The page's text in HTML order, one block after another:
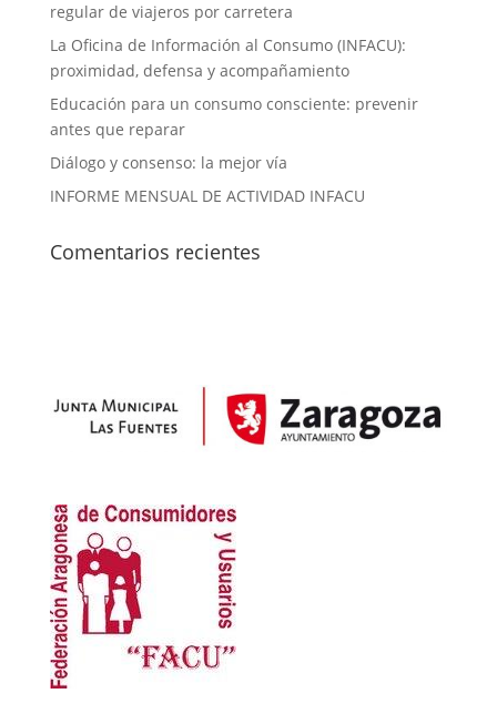
regular de viajeros por carretera
La Oficina de Información al Consumo (INFACU):
proximidad, defensa y acompañamiento
Educación para un consumo consciente: prevenir
antes que reparar
Diálogo y consenso: la mejor vía
INFORME MENSUAL DE ACTIVIDAD INFACU
Comentarios recientes